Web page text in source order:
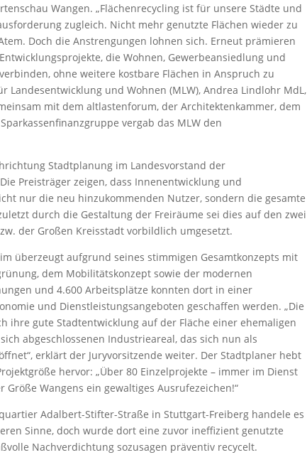
Wangen. „Flächenrecycling ist für unsere Städte und
zugleich. Nicht mehr genutzte Flächen wieder zu
Doch die Anstrengungen lohnen sich. Erneut prämieren
die Wohnen, Gewerbeansiedlung und
ohne weitere kostbare Flächen in Anspruch zu
und Wohnen (MLW), Andrea Lindlohr MdL,
mit dem altlastenforum, der Architektenkammer, dem
vergab das MLW den
Stadtplanung im Landesvorstand der
Preisträger zeigen, dass Innenentwicklung und
nur die neu hinzukommenden Nutzer, sondern die gesamte
durch die Gestaltung der Freiräume sei dies auf den zwei
der Großen Kreisstadt vorbildlich umgesetzt.
überzeugt aufgrund seines stimmigen Gesamtkonzepts mit
dem Mobilitätskonzept sowie der modernen
und 4.600 Arbeitsplätze konnten dort in einer
und Dienstleistungsangeboten geschaffen werden. „Die
ihre gute Stadtentwicklung auf der Fläche einer ehemaligen
abgeschlossenen Industrieareal, das sich nun als
erklärt der Juryvorsitzende weiter. Der Stadtplaner hebt
hervor: „Über 80 Einzelprojekte – immer im Dienst
Wangens ein gewaltiges Ausrufezeichen!“
Adalbert-Stifter-Straße in Stuttgart-Freiberg handele es
Sinne, doch wurde dort eine zuvor ineffizient genutzte
Nachverdichtung sozusagen präventiv recycelt.